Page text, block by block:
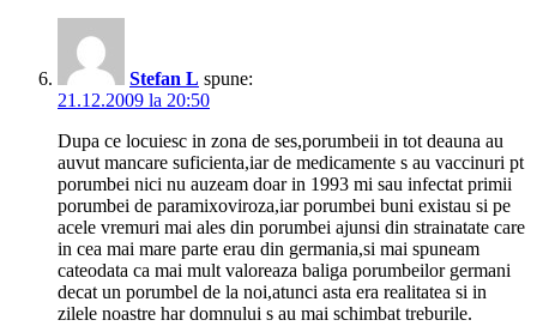
Stefan L spune:
21.12.2009 la 20:50
Dupa ce locuiesc in zona de ses,porumbeii in tot deauna au
auvut mancare suficienta,iar de medicamente s au vaccinuri pt
porumbei nici nu auzeam doar in 1993 mi sau infectat primii
porumbei de paramixoviroza,iar porumbei buni existau si pe
acele vremuri mai ales din porumbei ajunsi din strainatate care
in cea mai mare parte erau din germania,si mai spuneam
cateodata ca mai mult valoreaza baliga porumbeilor germani
decat un porumbel de la noi,atunci asta era realitatea si in
zilele noastre har domnului s au mai schimbat treburile.